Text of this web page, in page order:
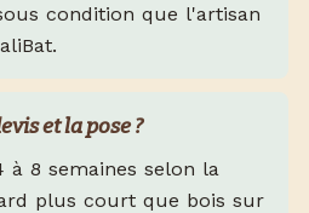
condition que l'artisan
et la pose ?
à 8 semaines selon la
plus court que bois sur